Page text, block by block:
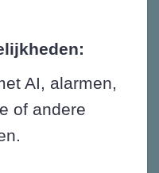
AI, alarmen,
of andere